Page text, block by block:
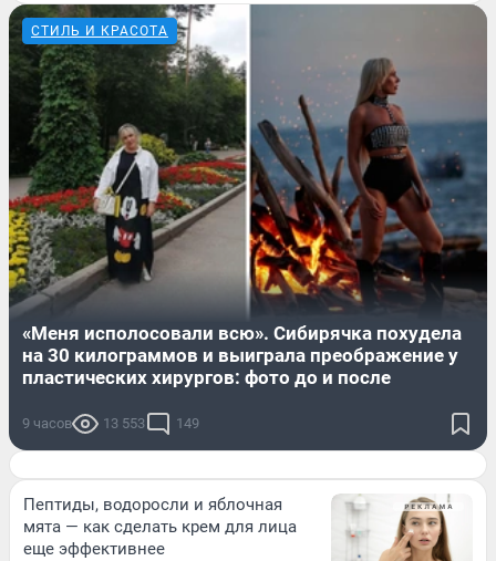
СТИЛЬ И КРАСОТА
«Меня исполосовали всю». Сибирячка похудела
на 30 килограммов и выиграла преображение у
пластических хирургов: фото до и после
9 часов 13 553 149
Пептиды, водоросли и яблочная
мята — как сделать крем для лица
еще эффективнее